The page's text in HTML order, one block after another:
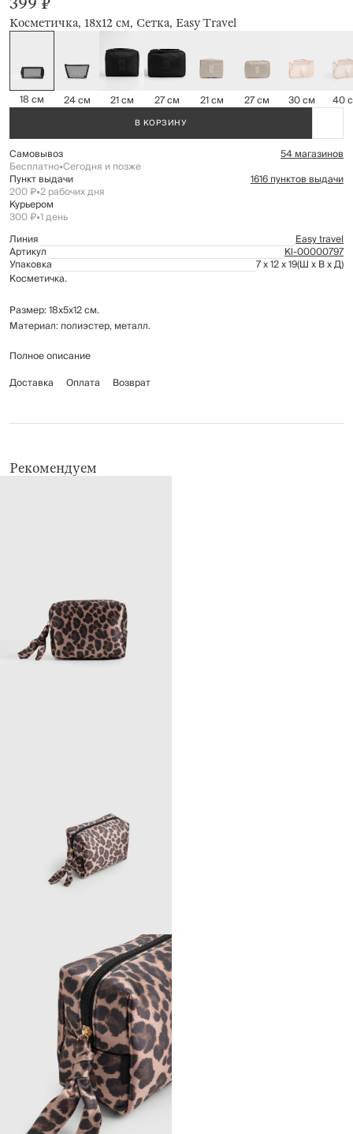
Косметичка, 18х12 см, Сетка, Easy Travel
18 см 24 см 21 см 27 см 21 см 27 см 30 см 40
В КОРЗИНУ
Самовывоз 54 магазинов
Бесплатно•Сегодня и позже
Пункт выдачи 1616 пунктов выдачи
200 ₽•2 рабочих дня
Курьером
300 ₽•1 день
Линия
Easy travel
Артикул Kl-00000797
Упаковка 7 x 12 x 19(Ш x В x Д)
Косметичка.
Размер: 18х5х12 см.
Материал: полиэстер, металл.
Рекомендуется протирать мягкой влажной тканью.
Полное описание
Доставка
Оплата Возврат
Рекомендуем